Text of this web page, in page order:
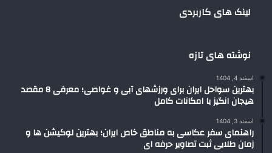
لینک های کاربردی
نوشته های تازه
اسفند 4, 1404
بهترین سواحل ایران برای ورزشهای آبی و غواصی؛ معرفی 8 مقصد
هیجان انگیز با امکانات کامل
اسفند 3, 1404
راهنمای سفر عکاسی به مناطق خاص ایران؛ بهترین لوکیشن ها و
زمان طلایی ثبت تصاویر حرفه ای